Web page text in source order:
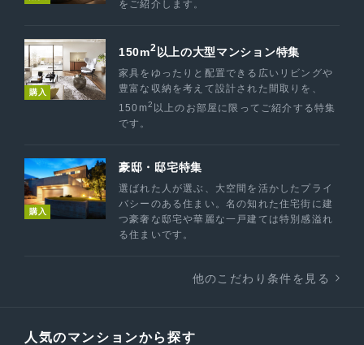
をご紹介します。
購入
150m2 以上の大型マンション特集
家具をゆったりと配置できる広いリビングや
豊富な収納を考えて設計された間取りを、
150m2 以上のお部屋に限ってご紹介する特集
です。
購入
豪邸・邸宅特集
選ばれた人が選ぶ、大空間を活かしたプライ
バシーのある住まい。名の知れた住宅街に建
つ豪奢な邸宅や華麗な一戸建ては特別感溢れ
る住まいです。
他のこだわり条件を見る
人気のマンションから探す